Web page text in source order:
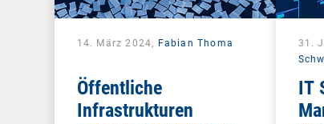
14. März 2024, Fabian Thoma
Öffentliche
Infrastrukturen
31.
IT